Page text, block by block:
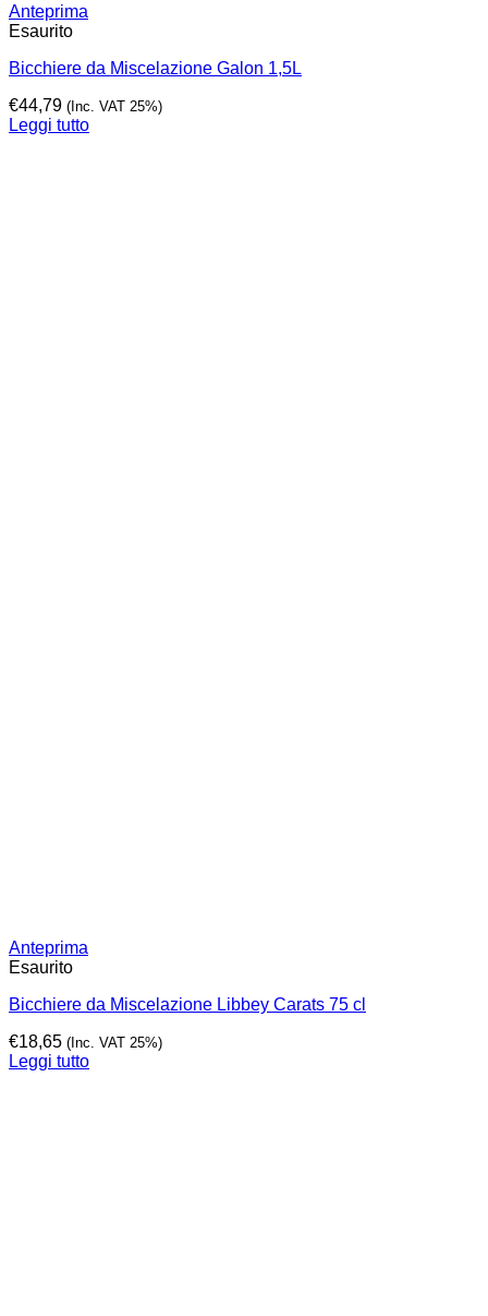
Anteprima
Esaurito
Bicchiere da Miscelazione Galon 1,5L
€44,79 (Inc. VAT 25%)
Leggi tutto
Anteprima
Esaurito
Bicchiere da Miscelazione Libbey Carats 75 cl
€18,65 (Inc. VAT 25%)
Leggi tutto